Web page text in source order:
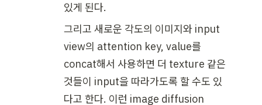
있게 된다.
그리고 새로운 각도의 이미지와 input
view의 attention key, value를
concat해서 사용하면 더 texture 같은
것들이 input을 따라가도록 할 수도 있
다고 한다. 이런 image diffusion